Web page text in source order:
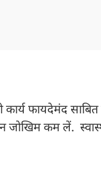
कार्य फायदेमंद
जोखिम कम लें.